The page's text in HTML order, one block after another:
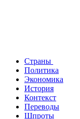
Страны
Политика
Экономика
История
Контекст
Переводы
Шпроты